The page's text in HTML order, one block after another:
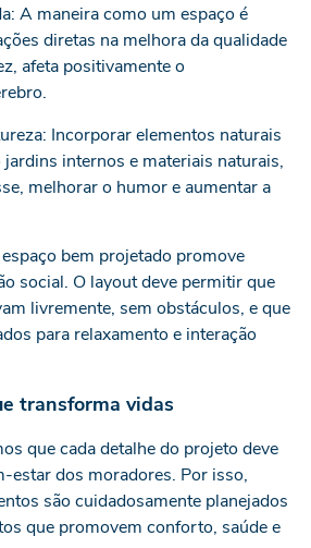
A maneira como um espaço é
diretas na melhora da qualidade
afeta positivamente o
Incorporar elementos naturais
internos e materiais naturais,
melhorar o humor e aumentar a
bem projetado promove
social. O layout deve permitir que
livremente, sem obstáculos, e que
para relaxamento e interação
transforma vidas
que cada detalhe do projeto deve
estar dos moradores. Por isso,
são cuidadosamente planejados
que promovem conforto, saúde e